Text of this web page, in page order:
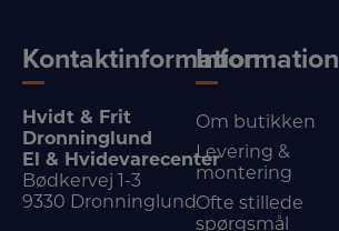
Kontaktinformation
Hvidt & Frit
Dronninglund
El & Hvidevarecenter
Bødkervej 1-3
9330 Dronninglund
Information
Om butikken
Levering &
montering
Ofte stillede
spørgsmål